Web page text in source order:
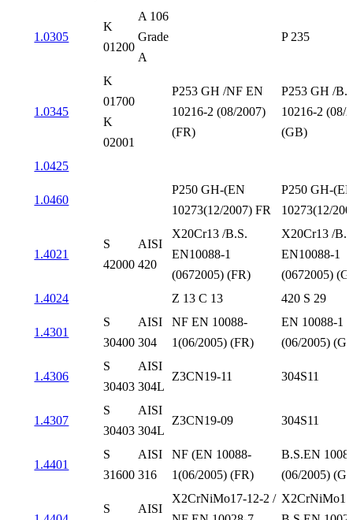
1.0305
K
01200
A 106
Grade
A
P 235
1.0345
K
01700
K
02001
P253 GH /NF EN
10216-2 (08/2007)
(FR)
P253 GH /
10216-2 (08/
(GB)
1.0425
1.0460
P250 GH-(EN
10273(12/2007) FR
P250 GH-
10273(12/
1.4021
S
42000
AISI
420
X20Cr13 /B.S.
EN10088-1
(0672005) (FR)
X20Cr13 /
EN10088-1
(0672005)
1.4024
Z 13 C 13 420 S 29
1.4301
S
30400
AISI
304
NF EN 10088-
1(06/2005) (FR)
EN 10088-1
(06/2005)
1.4306
S
30403
AISI
304L
Z3CN19-11 304S11
1.4307
S
30403
AISI
304L
Z3CN19-09 304S11
1.4401
S
31600
AISI
316
NF (EN 10088-
1(06/2005) (FR)
B.S.EN
(06/2005)
S
AISI
X2CrNiMo17-12-2 /